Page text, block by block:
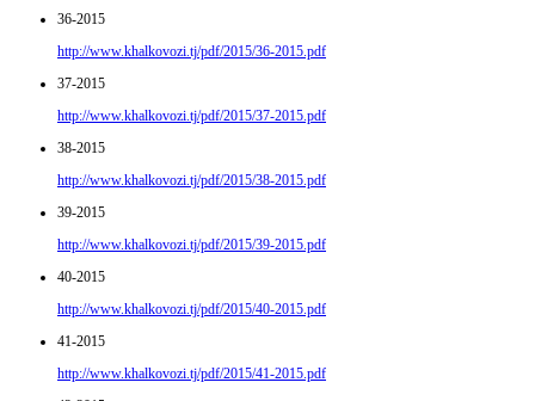
36-2015
http://www.khalkovozi.tj/pdf/2015/36-2015.pdf
37-2015
http://www.khalkovozi.tj/pdf/2015/37-2015.pdf
38-2015
http://www.khalkovozi.tj/pdf/2015/38-2015.pdf
39-2015
http://www.khalkovozi.tj/pdf/2015/39-2015.pdf
40-2015
http://www.khalkovozi.tj/pdf/2015/40-2015.pdf
41-2015
http://www.khalkovozi.tj/pdf/2015/41-2015.pdf